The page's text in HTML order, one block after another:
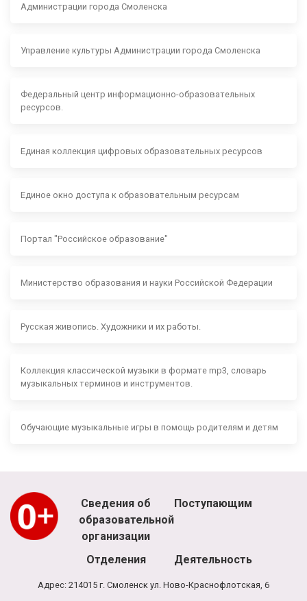
Администрации города Смоленска
Управление культуры Администрации города Смоленска
Федеральный центр информационно-образовательных
ресурсов.
Единая коллекция цифровых образовательных ресурсов
Единое окно доступа к образовательным ресурсам
Портал "Российское образование"
Министерство образования и науки Российской Федерации
Русская живопись. Художники и их работы.
Коллекция классической музыки в формате mp3, словарь
музыкальных терминов и инструментов.
Обучающие музыкальные игры в помощь родителям и детям
Сведения об
образовательной
организации
Поступающим
Отделения Деятельность
Адрес: 214015 г. Смоленск ул. Ново-Краснофлотская, 6